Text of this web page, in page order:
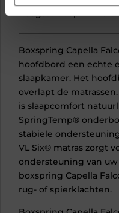
hoogste slaapcomfort
Boxspring Capella
hoofdbord een echte
slaapkamer. Het
overlapt de
is slaapcomfort
SpringTemp®
stabiele
VL Six® matras zorgt
ondersteuning van
boxspring Capella
rug- of spierklachten.